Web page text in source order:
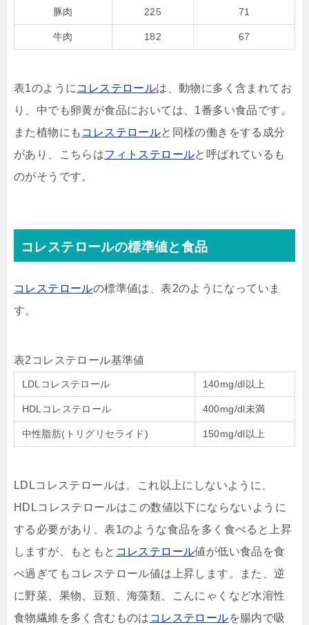
豚肉 225 71
牛肉 182 67
表1のように コレステロールは、動物に多く含まれてお
り、中でも卵黄が食品においては、1番多い食品です。
また植物にも コレステロールと同様の働きをする成分
があり、こちらはフィトステロールと呼ばれているも
のがそうです。
コレステロールの標準値と食品
コレステロールの標準値は、表2のようになっていま
す。
表2コレステロール基準値
LDLコレステロール 140mg/dl以上
HDLコレステロール 400mg/dl未満
中性脂肪(トリグリセライド) 150mg/dl以上
LDLコレステロールは、これ以上にしないように、
HDLコレステロールはこの数値以下にならないように
する必要があり、表1のような食品を多く食べると上昇
しますが、もともと コレステロール値が低い食品を食
べ過ぎてもコレステロール値は上昇します。また、逆
に野菜、果物、豆類、海藻類、こんにゃくなど水溶性
食物繊維を多く含むものは コレステロールを腸内で吸